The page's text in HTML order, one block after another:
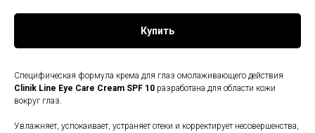
Купить
Специфическая формула крема для глаз омолаживающего действия
Clinik Line Eye Care Cream SPF 10 разработана для области кожи
вокруг глаз.
Увлажняет, успокаивает, устраняет отеки и корректирует несовершенства,